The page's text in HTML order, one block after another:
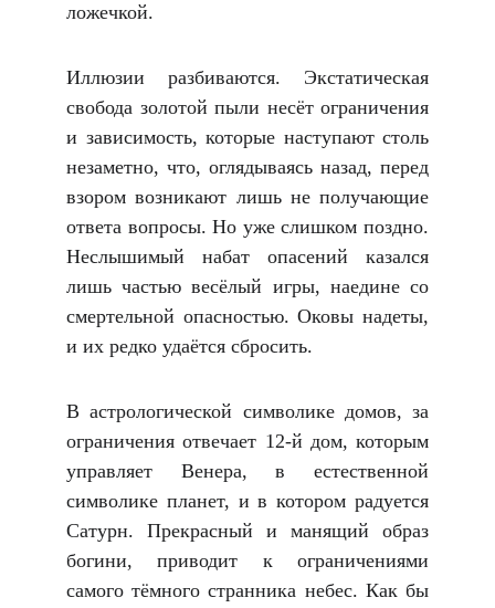
ложечкой.
Иллюзии разбиваются. Экстатическая
свобода золотой пыли несёт ограничения
и зависимость, которые наступают столь
незаметно, что, оглядываясь назад, перед
взором возникают лишь не получающие
ответа вопросы. Но уже слишком поздно.
Неслышимый набат опасений казался
лишь частью весёлый игры, наедине со
смертельной опасностью. Оковы надеты,
и их редко удаётся сбросить.
В астрологической символике домов, за
ограничения отвечает 12-й дом, которым
управляет Венера, в естественной
символике планет, и в котором радуется
Сатурн. Прекрасный и манящий образ
богини, приводит к ограничениями
самого тёмного странника небес. Как бы